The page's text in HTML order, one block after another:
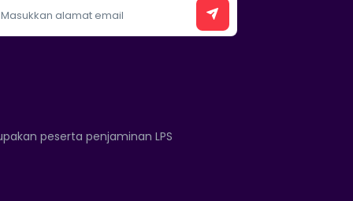
peserta penjaminan LPS